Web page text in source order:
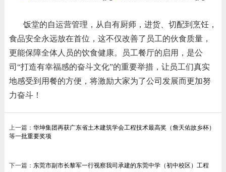
饭堂的自运营管理，从自有厨师，进货、切配到烹饪，
食品安全永远放在首位，这不仅改善了员工的伙食质量，
更能保障全体人员的饮食健康。员工餐厅的启用，是公
司“打造有幸福感的奋斗文化”的重要举措，让员工们真实
地感受到用餐的方便，将激励大家为了公司发展而更加努
力奋斗！
上一篇： 华坤集团再获广东省土木建筑学会工程技术最高奖（詹天佑故乡杯）
等一批重要奖项
下一篇： 东莞市副市长黎军一行视察我司承建的东莞中学（初中校区）工程